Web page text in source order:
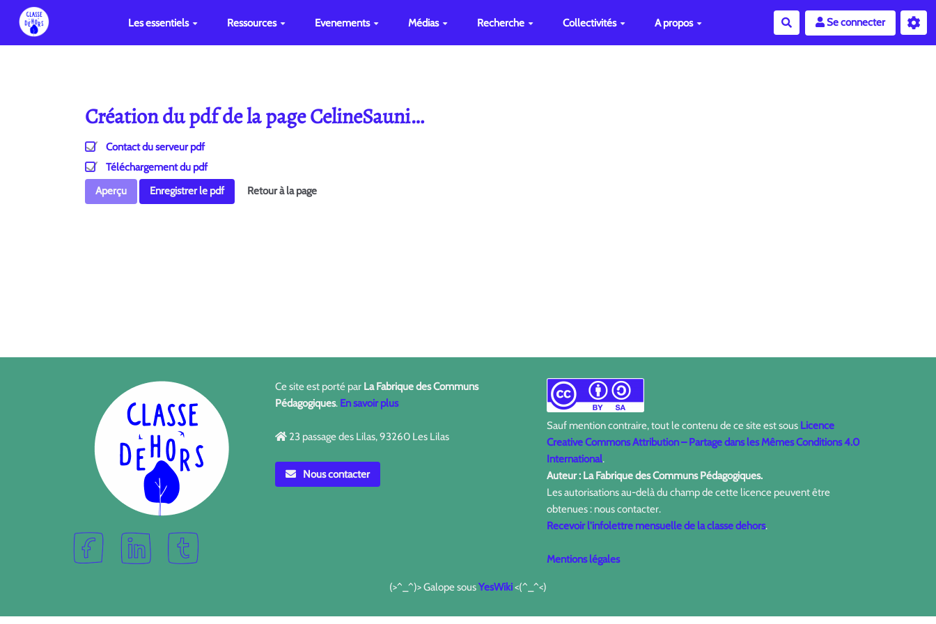
Les essentiels Ressources Evenements Médias Recherche Collectivités A propos RechercherSe connecter
Création du pdf de la page CelineSauni…
Contact du serveur pdf
Téléchargement du pdf
Aperçu
Enregistrer le pdf Retour à la page
Ce site est porté par La Fabrique des Communs
Pédagogiques. En savoir plus
23 passage des Lilas, 93260 Les Lilas
Nous contacter
Sauf mention contraire, tout le contenu de ce site est sous Licence
Creative Commons Attribution – Partage dans les Mêmes Conditions 4.0
International.
Auteur : La Fabrique des Communs Pédagogiques.
Les autorisations au-delà du champ de cette licence peuvent être
obtenues : nous contacter.
Recevoir l'infolettre mensuelle de la classe dehors.
Mentions légales
(>^_^)> Galope sousYesWiki<(^_^<)